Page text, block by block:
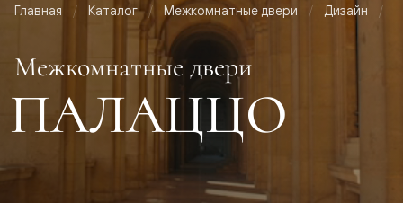
Главная Каталог Межкомнатные двери Дизайн
Межкомнатные двери
ПАЛАЦЦО